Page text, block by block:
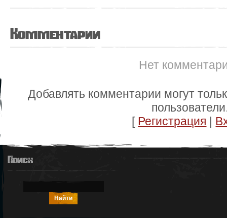
Комментарии
Нет
Добавлять комментарии могут
[ Регистрация
Поиск